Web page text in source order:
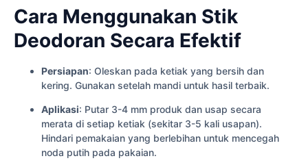
Cara Menggunakan Stik
Deodoran Secara Efektif
Persiapan: Oleskan pada ketiak yang bersih dan
kering. Gunakan setelah mandi untuk hasil terbaik.
Aplikasi: Putar 3-4 mm produk dan usap secara
merata di setiap ketiak (sekitar 3-5 kali usapan).
Hindari pemakaian yang berlebihan untuk mencegah
noda putih pada pakaian.